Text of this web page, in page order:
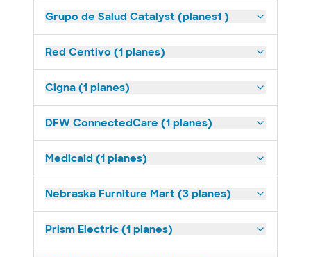
Grupo de Salud Catalyst (planes1 )
Red Centivo (1 planes)
Cigna (1 planes)
DFW ConnectedCare (1 planes)
Medicaid (1 planes)
Nebraska Furniture Mart (3 planes)
Prism Electric (1 planes)